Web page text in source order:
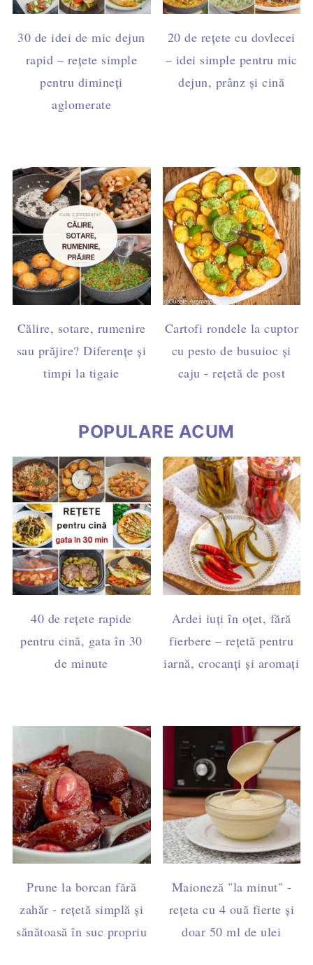
30 de idei de mic dejun
rapid – rețete simple
pentru dimineți
aglomerate
20 de rețete cu dovlecei
– idei simple pentru mic
dejun, prânz și cină
Călire, sotare, rumenire
sau prăjire? Diferențe și
timpi la tigaie
Cartofi rondele la cuptor
cu pesto de busuioc și
caju - rețetă de post
POPULARE ACUM
40 de rețete rapide
pentru cină, gata în 30
de minute
Ardei iuți în oțet, fără
fierbere – rețetă pentru
iarnă, crocanți și aromați
Prune la borcan fără
zahăr - rețetă simplă și
sănătoasă în suc propriu
Maioneză "la minut" -
rețeta cu 4 ouă fierte și
doar 50 ml de ulei